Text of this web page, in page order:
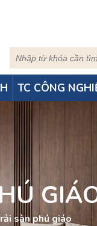
TC CÔNG
sàn phú giáo